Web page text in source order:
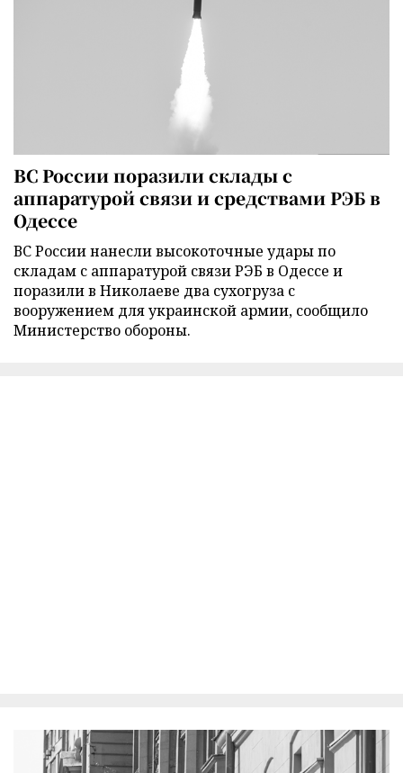
ВС России поразили склады с
аппаратурой связи и средствами РЭБ в
Одессе
ВС России нанесли высокоточные удары по
складам с аппаратурой связи РЭБ в Одессе и
поразили в Николаеве два сухогруза с
вооружением для украинской армии, сообщило
Министерство обороны.